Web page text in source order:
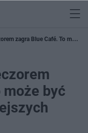
zagra Blue Café. To może
może być